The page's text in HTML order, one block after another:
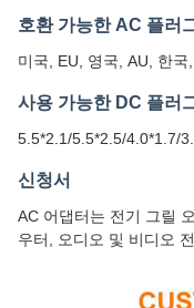
호환 가능한 AC 플러
미국, EU, 영국, AU, 한
사용 가능한 DC 플러
5.5*2.1/5.5*2.5/4.0*1.7/
신청서
AC 어댑터는 전기 그릴
우터, 오디오 및 비디오